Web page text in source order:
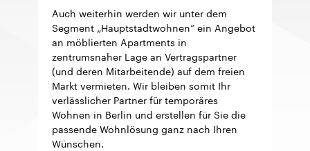
Auch weiterhin werden wir unter dem
Segment „Hauptstadtwohnen“ ein Angebot
an möblierten Apartments in
zentrumsnaher Lage an Vertragspartner
(und deren Mitarbeitende) auf dem freien
Markt vermieten. Wir bleiben somit Ihr
verlässlicher Partner für temporäres
Wohnen in Berlin und erstellen für Sie die
passende Wohnlösung ganz nach Ihren
Wünschen.